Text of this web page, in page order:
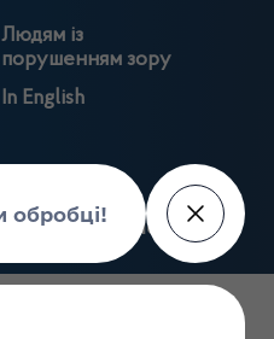
Людям із
порушенням зору
In English
Пошук